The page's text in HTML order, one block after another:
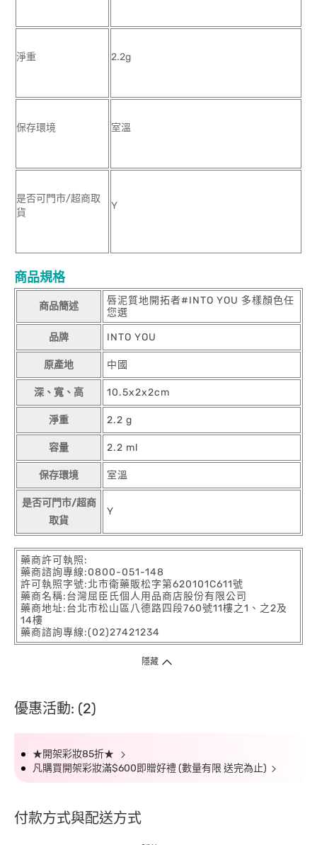
淨重 2.2g
保存環境 室溫
是否可門市/超商取
貨
Y
商品規格
商品簡述
唇泥質地開拓者#INTO YOU 多樣顏色任
您選
品牌 INTO YOU
原產地 中國
深、寬、高 10.5x2x2cm
淨重 2.2 g
容量 2.2 ml
保存環境 室溫
是否可門市/超商
取貨
Y
藥商許可執照:
藥商諮詢專線:0800-051-148
許可執照字號:北市衛藥販松字第620101C611號
藥商名稱:台灣屈臣氏個人用品商店股份有限公司
藥商地址:台北市松山區八德路四段760號11樓之1、之2及
14樓
藥商諮詢專線:(02)27421234
隱藏
優惠活動: (2)
★開架彩妝85折★
凡購買開架彩妝滿$600即贈好禮 (數量有限 送完為止)
付款方式與配送方式